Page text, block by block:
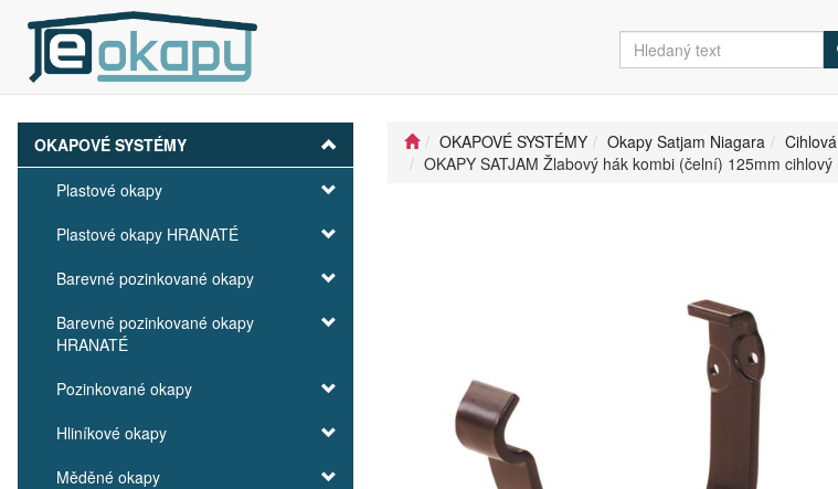
OKAPOVÉ SYSTÉMY
Plastové okapy
Plastové okapy HRANATÉ
Barevné pozinkované okapy
Barevné pozinkované okapy
HRANATÉ
Pozinkované okapy
Hliníkové okapy
Měděné okapy
OKAPOVÉ SYSTÉMY Okapy Satjam Niagara Cihlová
OKAPY SATJAM Žlabový hák kombi (čelní) 125mm cihlový